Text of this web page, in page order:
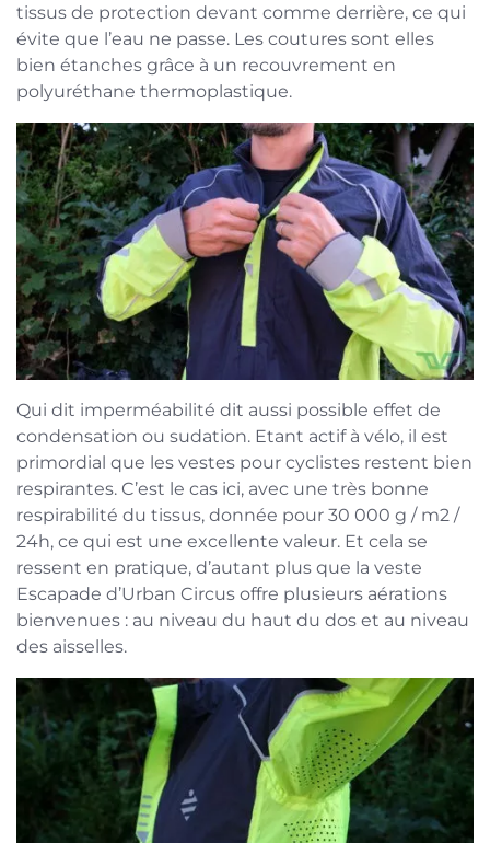
tissus de protection devant comme derrière, ce qui
évite que l’eau ne passe. Les coutures sont elles
bien étanches grâce à un recouvrement en
polyuréthane thermoplastique.
Qui dit imperméabilité dit aussi possible effet de
condensation ou sudation. Etant actif à vélo, il est
primordial que les vestes pour cyclistes restent bien
respirantes. C’est le cas ici, avec une très bonne
respirabilité du tissus, donnée pour 30 000 g / m2 /
24h, ce qui est une excellente valeur. Et cela se
ressent en pratique, d’autant plus que la veste
Escapade d’Urban Circus offre plusieurs aérations
bienvenues : au niveau du haut du dos et au niveau
des aisselles.